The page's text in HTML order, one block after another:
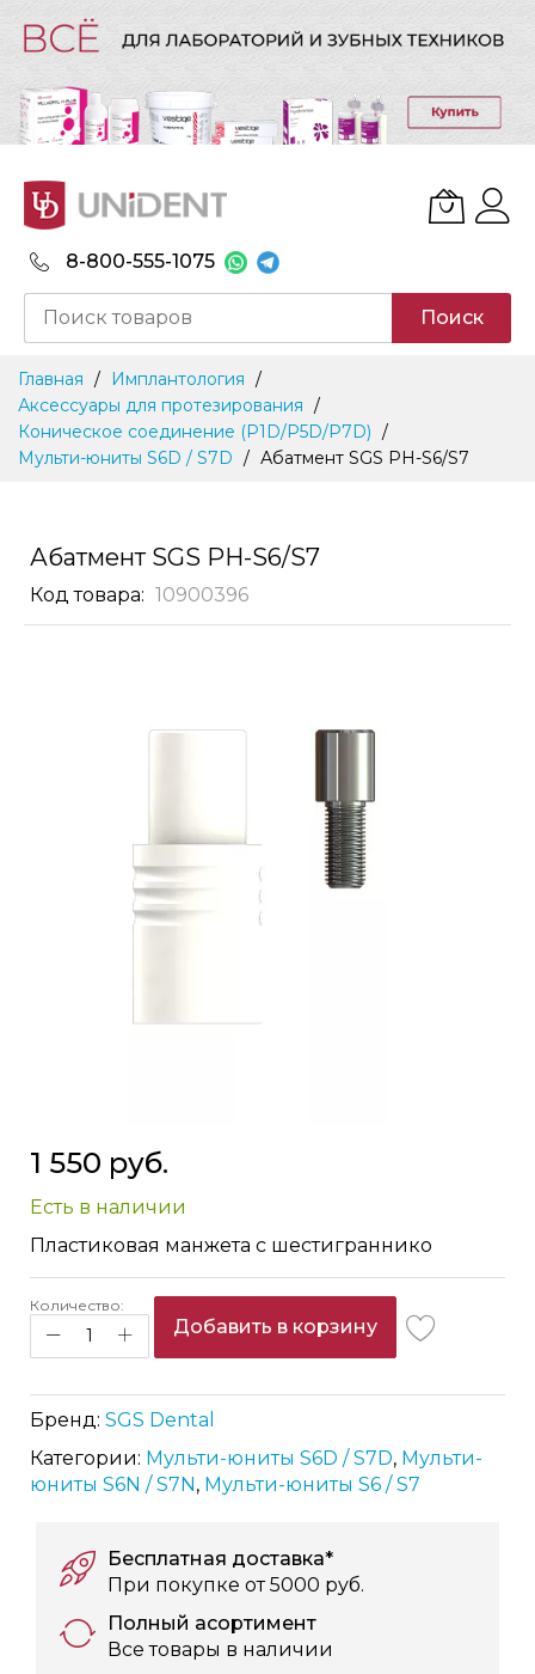
8-800-555-1075
Поиск
Content
Главная
Имплантология
Аксессуары для протезирования
Коническое соединение (P1D/P5D/P7D)
Мульти-юниты S6D / S7D
Абатмент SGS PH-S6/S7
Абатмент SGS PH-S6/S7
Код товара 10900396
to
beginning
of
gallery
1 550 руб.
Есть в наличии
Пластиковая манжета с шестиграннико
Количество:
Добавить в корзину
Бренд: SGS Dental
Категории: Мульти-юниты S6D / S7D, Мульти-
юниты S6N / S7N, Мульти-юниты S6 / S7
Бесплатная доставка*
При покупке от 5000 руб.
Полный асортимент
Все товары в наличии